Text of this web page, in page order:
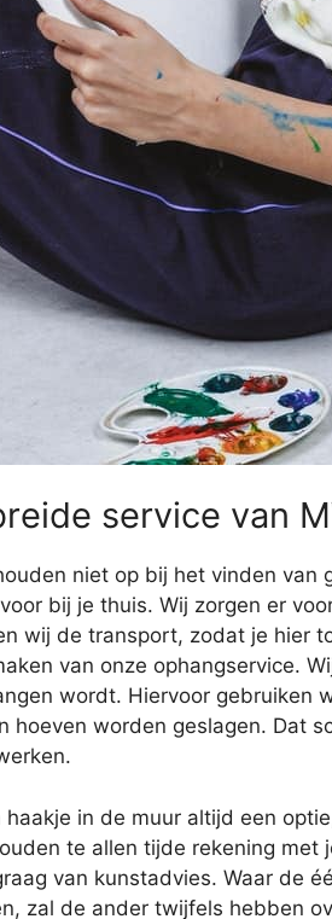
service van
niet op bij het vinden van
bij je thuis. Wij zorgen er
wij de transport, zodat je hier
van onze ophangservice.
wordt. Hiervoor gebruiken
hoeven worden geslagen. Dat
haakje in de muur altijd een
te allen tijde rekening met
van kunstadvies. Waar de
zal de ander twijfels hebben